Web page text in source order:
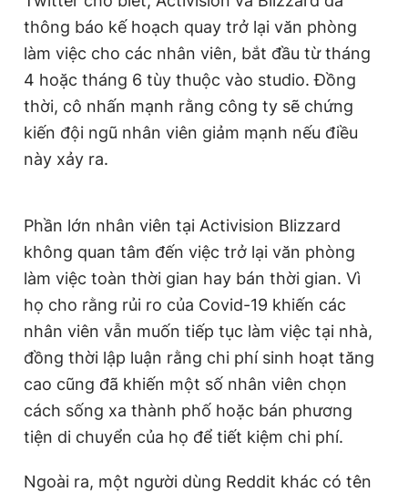
Giấy phép xuất bản số 110/GP - BTTTT cấp ngày 24.3.2020
© 2003-2026 Bản quyền thuộc về Báo Thanh Niên. Cấm sao
chép dưới mọi hình thức nếu không có sự chấp thuận bằng văn
bản. Phát triển bởi ePi Technologies, JSC.
thông báo kế hoạch quay trở lại văn phòng
làm việc cho các nhân viên, bắt đầu từ tháng
4 hoặc tháng 6 tùy thuộc vào studio. Đồng
thời, cô nhấn mạnh rằng công ty sẽ chứng
kiến đội ngũ nhân viên giảm mạnh nếu điều
này xảy ra.
Phần lớn nhân viên tại Activision Blizzard
không quan tâm đến việc trở lại văn phòng
làm việc toàn thời gian hay bán thời gian. Vì
họ cho rằng rủi ro của Covid-19 khiến các
nhân viên vẫn muốn tiếp tục làm việc tại nhà,
đồng thời lập luận rằng chi phí sinh hoạt tăng
cao cũng đã khiến một số nhân viên chọn
cách sống xa thành phố hoặc bán phương
tiện di chuyển của họ để tiết kiệm chi phí.
Ngoài ra, một người dùng Reddit khác có tên